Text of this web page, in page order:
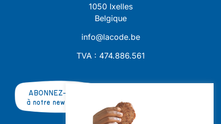
1050 Ixelles
Belgique
info@lacode.be
TVA : 474.886.561
ABONNEZ-VOUS
à notre newsletter